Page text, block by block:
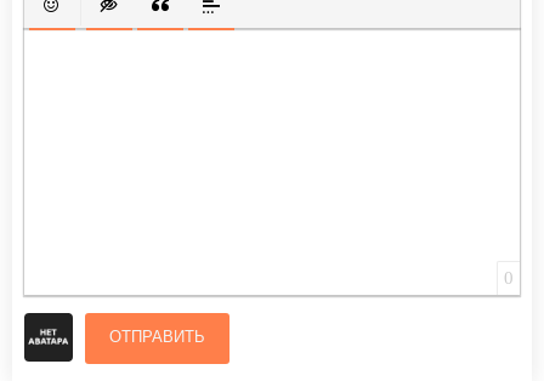
ВСТАВИТЬ СМАЙЛИК
ВСТАВКА СКРЫТОГО ТЕКСТА
ВСТАВКА ЦИТАТЫ
ВСТАВКА СПОЙЛЕРА
0
ОТПРАВИТЬ